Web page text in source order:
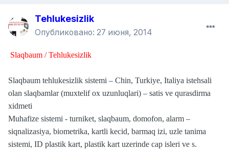
Tehlukesizlik
Опубликовано: 27 июня, 2014
Slaqbaum / Tehlukesizlik
Slaqbaum tehlukesizlik sistemi – Chin, Turkiye, Italiya istehsali
olan slaqbamlar (muxtelif ox uzunluqlari) – satis ve qurasdirma
xidmeti
Muhafize sistemi - turniket, slaqbaum, domofon, alarm –
siqnalizasiya, biometrika, kartli kecid, barmaq izi, uzle tanima
sistemi, ID plastik kart, plastik kart uzerinde cap isleri ve s.